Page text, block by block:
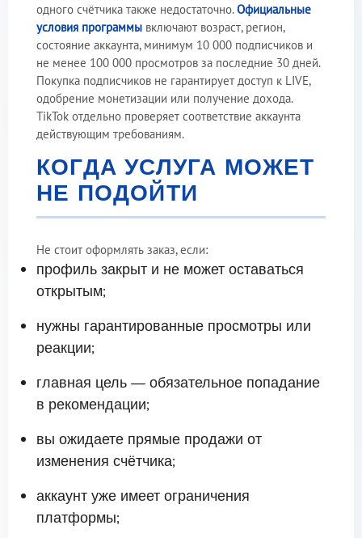
одного счётчика также недостаточно.Официальные
условия программы включают возраст, регион,
состояние аккаунта, минимум 10 000 подписчиков и
не менее 100 000 просмотров за последние 30 дней.
Покупка подписчиков не гарантирует доступ к LIVE,
одобрение монетизации или получение дохода.
TikTok отдельно проверяет соответствие аккаунта
действующим требованиям.
КОГДА УСЛУГА МОЖЕТ
НЕ ПОДОЙТИ
Не стоит оформлять заказ, если:
профиль закрыт и не может оставаться
открытым;
нужны гарантированные просмотры или
реакции;
главная цель — обязательное попадание
в рекомендации;
вы ожидаете прямые продажи от
изменения счётчика;
аккаунт уже имеет ограничения
платформы;